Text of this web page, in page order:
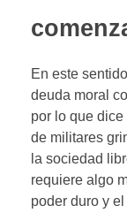
En este
deuda moral
por lo que
de militares
la sociedad
requiere algo
poder duro y